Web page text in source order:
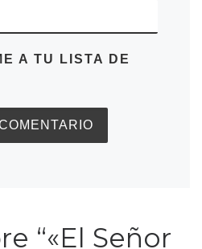
A TU LISTA DE
“«El Señor